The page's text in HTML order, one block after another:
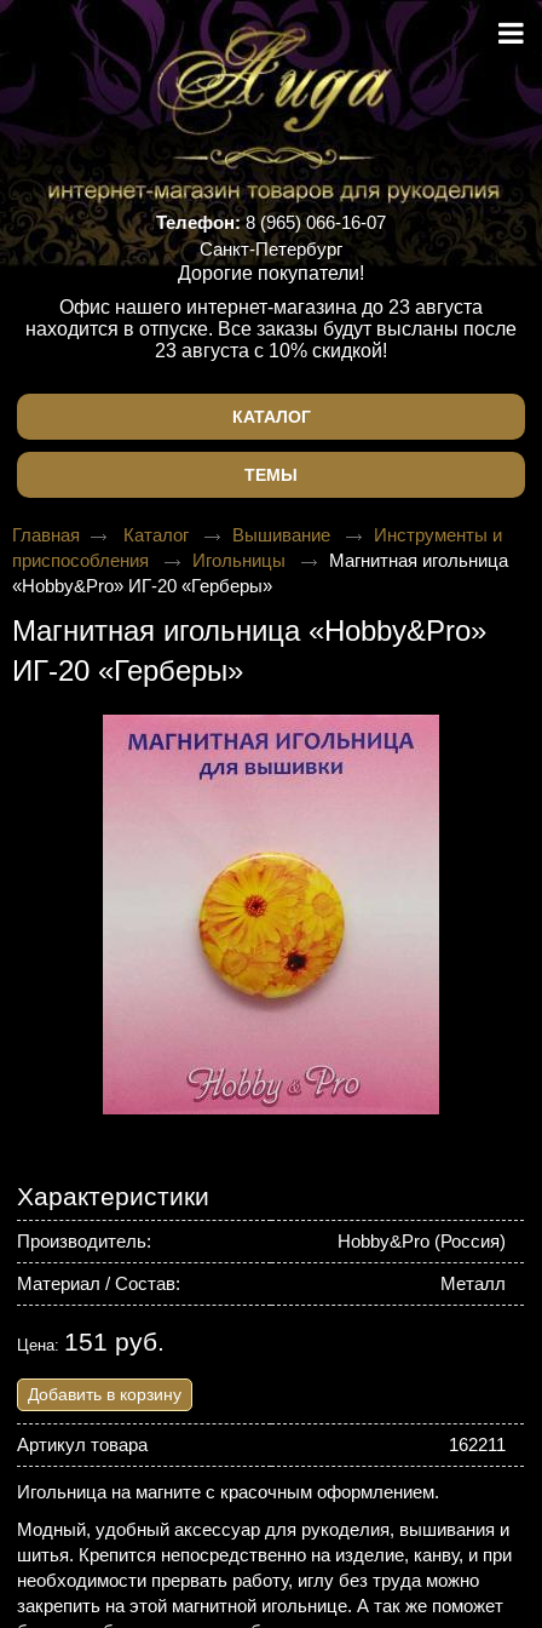
Телефон:8 (965) 066-16-07
Санкт-Петербург
Дорогие покупатели!
Офис нашего интернет-магазина до 23 августа
находится в отпуске. Все заказы будут высланы после
23 августа с 10% скидкой!
КАТАЛОГ
ТЕМЫ
Главная Каталог Вышивание
Инструменты и
приспособления
Игольницы
Магнитная игольница
«Hobby&Pro» ИГ-20 «Герберы»
Магнитная игольница «Hobby&Pro»
ИГ-20 «Герберы»
Характеристики
Производитель: Hobby&Pro (Россия)
Материал / Состав: Металл
Цена: 151 руб.
Добавить в корзину
Артикул товара 162211
Игольница на магните с красочным оформлением.
Модный, удобный аксессуар для рукоделия, вышивания и
шитья. Крепится непосредственно на изделие, канву, и при
необходимости прервать работу, иглу без труда можно
закрепить на этой магнитной игольнице. А так же поможет